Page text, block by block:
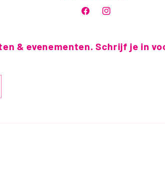
FacebookInstagram
& evenementen. Schrijf je in